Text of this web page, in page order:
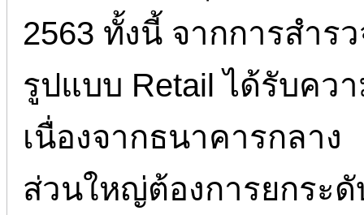
2563 ทั้งนี้ จากการสำร
รูปแบบ Retail ได้รับคว
เนื่องจากธนาคารกลาง
ส่วนใหญ่ต้องการยกระดั